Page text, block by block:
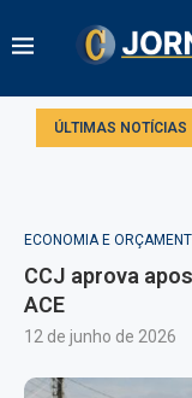
ÚLTIMAS NOTÍCIAS
da Lei do
ECONOMIA E
CCJ aprova
ACE
12 de junho de 2026